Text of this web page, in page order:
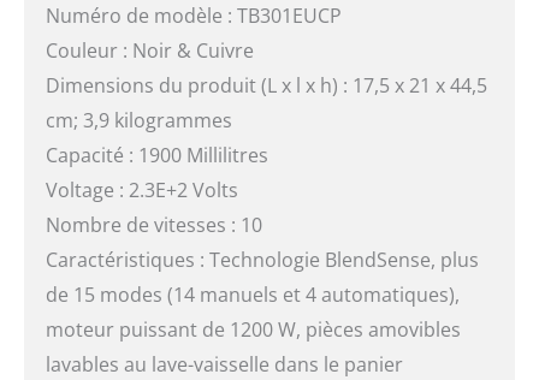
Numéro de modèle : TB301EUCP
Couleur : Noir & Cuivre
Dimensions du produit (L x l x h) : 17,5 x 21 x 44,5
cm; 3,9 kilogrammes
Capacité : 1900 Millilitres
Voltage : 2.3E+2 Volts
Nombre de vitesses : 10
Caractéristiques : Technologie BlendSense, plus
de 15 modes (14 manuels et 4 automatiques),
moteur puissant de 1200 W, pièces amovibles
lavables au lave-vaisselle dans le panier